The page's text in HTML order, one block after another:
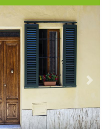
Next